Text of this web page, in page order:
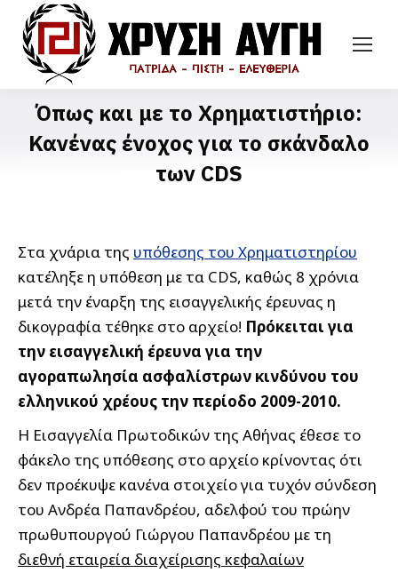
Όπως και με το Χρηματιστήριο:
Κανένας ένοχος για το σκάνδαλο
των CDS
Στα χνάρια της υπόθεσης του Χρηματιστηρίου
κατέληξε η υπόθεση με τα CDS, καθώς 8 χρόνια
μετά την έναρξη της εισαγγελικής έρευνας η
δικογραφία τέθηκε στο αρχείο! Πρόκειται για
την εισαγγελική έρευνα για την
αγοραπωλησία ασφαλίστρων κινδύνου του
ελληνικού χρέους την περίοδο 2009-2010.
Η Εισαγγελία Πρωτοδικών της Αθήνας έθεσε το
φάκελο της υπόθεσης στο αρχείο κρίνοντας ότι
δεν προέκυψε κανένα στοιχείο για τυχόν σύνδεση
του Ανδρέα Παπανδρέου, αδελφού του πρώην
πρωθυπουργού Γιώργου Παπανδρέου με τη
διεθνή εταιρεία διαχείρισης κεφαλαίων